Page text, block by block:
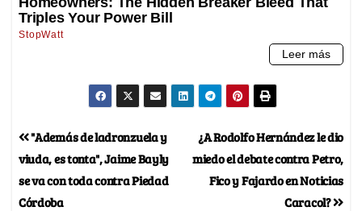
¿A Rodolfo Hernández le dio
miedo el debate contra Petro,
Fico y Fajardo en Noticias
Caracol?
"Además de ladronzuela y
viuda, es tonta", Jaime Bayly
se va con toda contra Piedad
Córdoba